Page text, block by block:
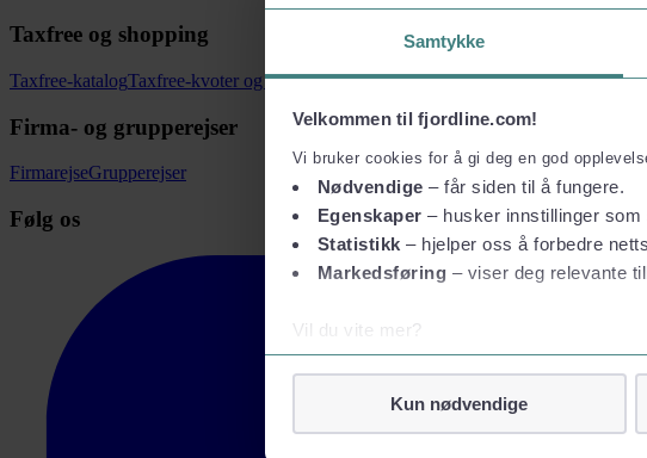
Samtykke
Velkommen til fjordline.com!
Vi bruker cookies for å gi deg en god
Nødvendige – får siden til å fungere.
Egenskaper – husker innstillinger
Statistikk – hjelper oss å forbedre
Markedsføring – viser deg relevante
Vil du vite mer?
Om informasjonskapsler
Kun nødvendige
Taxfree og shopping
Taxfree-katalogTaxfree-kvoter og toldregler
Firma- og grupperejser
FirmarejseGrupperejser
Følg os